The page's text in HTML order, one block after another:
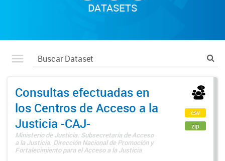
DATASETS
Consultas efectuadas en
los Centros de Acceso a la
Justicia -CAJ-
Ministerio de Justicia. Subsecretaría de Acceso
a la Justicia. Dirección Nacional de Promoción y
Fortalecimiento para el Acceso a la Justicia
csv
zip